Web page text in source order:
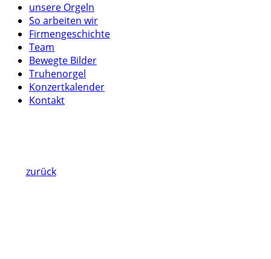
unsere Orgeln
So arbeiten wir
Firmengeschichte
Team
Bewegte Bilder
Truhenorgel
Konzertkalender
Kontakt
zurück